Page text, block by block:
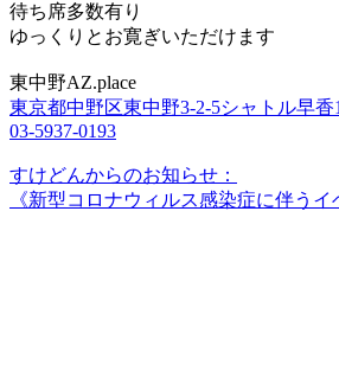
待ち席多数有り
ゆっくりとお寛ぎいただけます
東中野AZ.place
東京都中野区東中野3-2-5シャトル早
03-5937-0193
すけどんからのお知らせ：
《新型コロナウィルス感染症に伴う